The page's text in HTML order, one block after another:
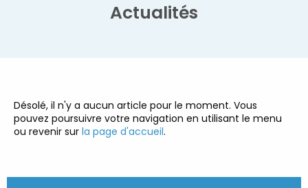
Actualités
Désolé, il n'y a aucun article pour le moment. Vous
pouvez poursuivre votre navigation en utilisant le menu
ou revenir sur la page d'accueil.